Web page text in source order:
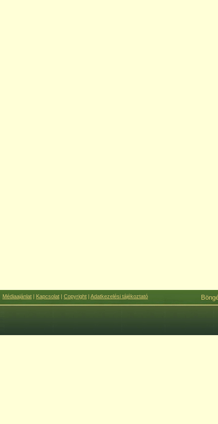
Médiaajánlat | Kapcsolat | Copyright | Adatkezelési tájékoztató